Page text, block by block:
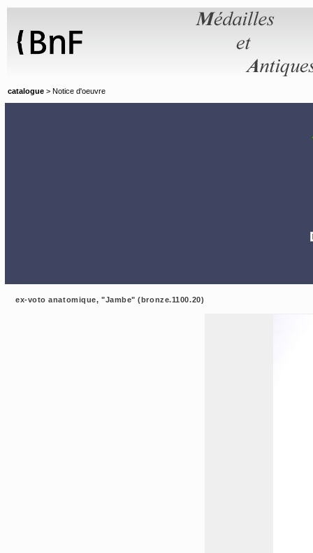
catalogue > Notice d'oeuvre
ex-voto anatomique, "Jambe" (bronze.1100.20)